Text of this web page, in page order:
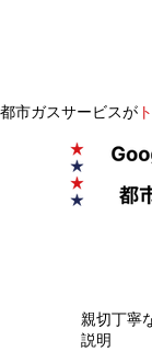
都市ガスサービスが
親切丁寧
説明